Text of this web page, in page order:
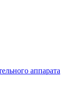
аппарата